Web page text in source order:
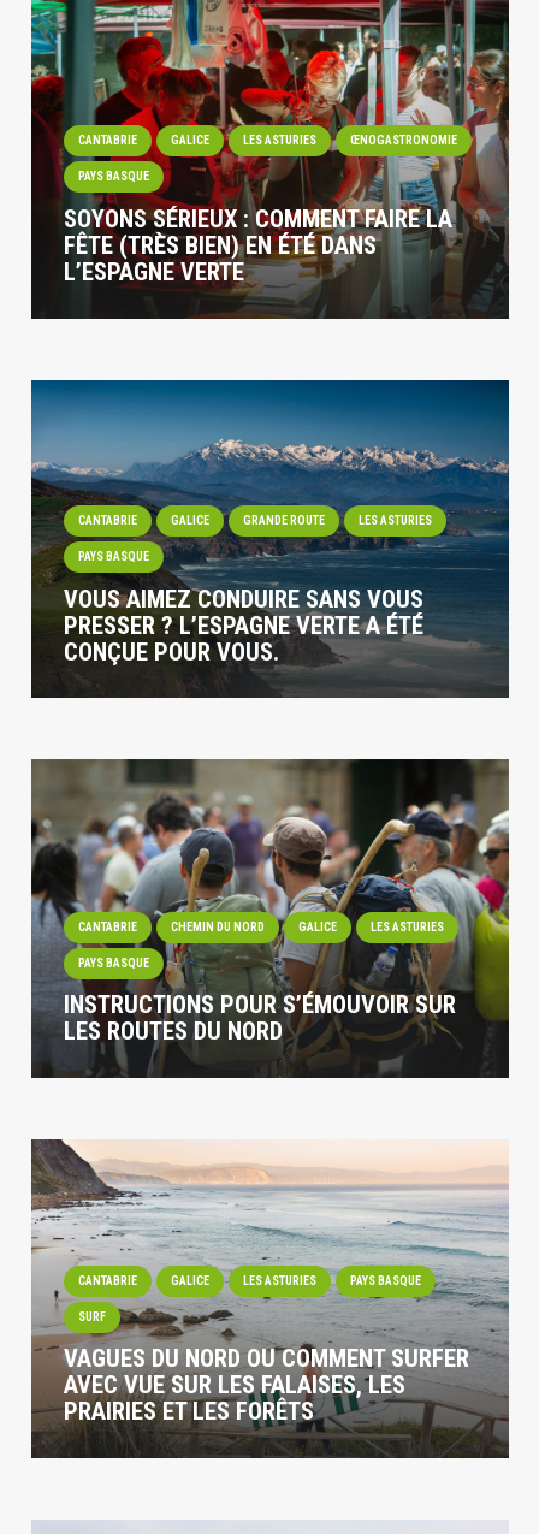
CANTABRIE GALICE LES ASTURIES ŒNOGASTRONOMIE
PAYS BASQUE
SOYONS SÉRIEUX : COMMENT FAIRE LA
FÊTE (TRÈS BIEN) EN ÉTÉ DANS
L’ESPAGNE VERTE
CANTABRIE GALICE GRANDE ROUTE LES ASTURIES
PAYS BASQUE
VOUS AIMEZ CONDUIRE SANS VOUS
PRESSER ? L’ESPAGNE VERTE A ÉTÉ
CONÇUE POUR VOUS.
CANTABRIE CHEMIN DU NORD GALICE LES ASTURIES
PAYS BASQUE
INSTRUCTIONS POUR S’ÉMOUVOIR SUR
LES ROUTES DU NORD
CANTABRIE GALICE LES ASTURIES PAYS BASQUE
SURF
VAGUES DU NORD OU COMMENT SURFER
AVEC VUE SUR LES FALAISES, LES
PRAIRIES ET LES FORÊTS